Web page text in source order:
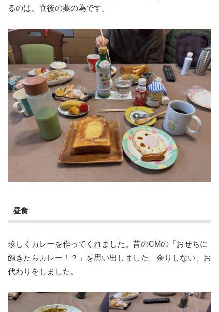
るのは、食後の薬の為です。
昼食
珍しくカレーを作ってくれました。昔のCMの「おせちに
飽きたらカレー！？」を思い出しました。余りしない、お
代わりをしました。